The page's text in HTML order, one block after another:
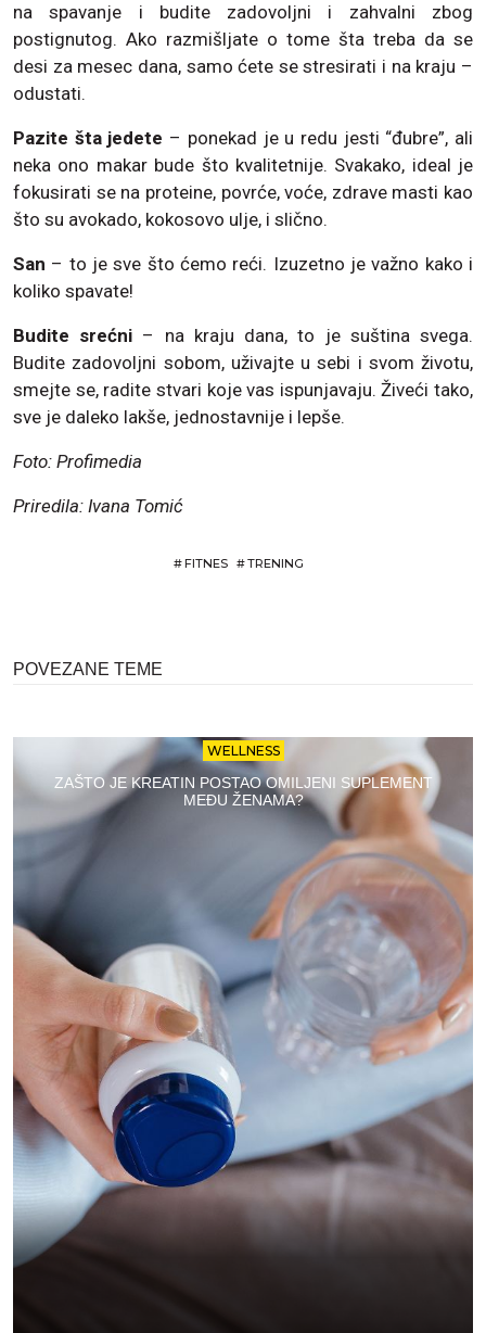
na spavanje i budite zadovoljni i zahvalni zbog
postignutog. Ako razmišljate o tome šta treba da se
desi za mesec dana, samo ćete se stresirati i na kraju –
odustati.
Pazite šta jedete – ponekad je u redu jesti “đubre”, ali
neka ono makar bude što kvalitetnije. Svakako, ideal je
fokusirati se na proteine, povrće, voće, zdrave masti kao
što su avokado, kokosovo ulje, i slično.
San – to je sve što ćemo reći. Izuzetno je važno kako i
koliko spavate!
Budite srećni – na kraju dana, to je suština svega.
Budite zadovoljni sobom, uživajte u sebi i svom životu,
smejte se, radite stvari koje vas ispunjavaju. Živeći tako,
sve je daleko lakše, jednostavnije i lepše.
Foto: Profimedia
Priredila: Ivana Tomić
#FITNES #TRENING
POVEZANE TEME
WELLNESS
ZAŠTO JE KREATIN POSTAO OMILJENI SUPLEMENT
MEĐU ŽENAMA?